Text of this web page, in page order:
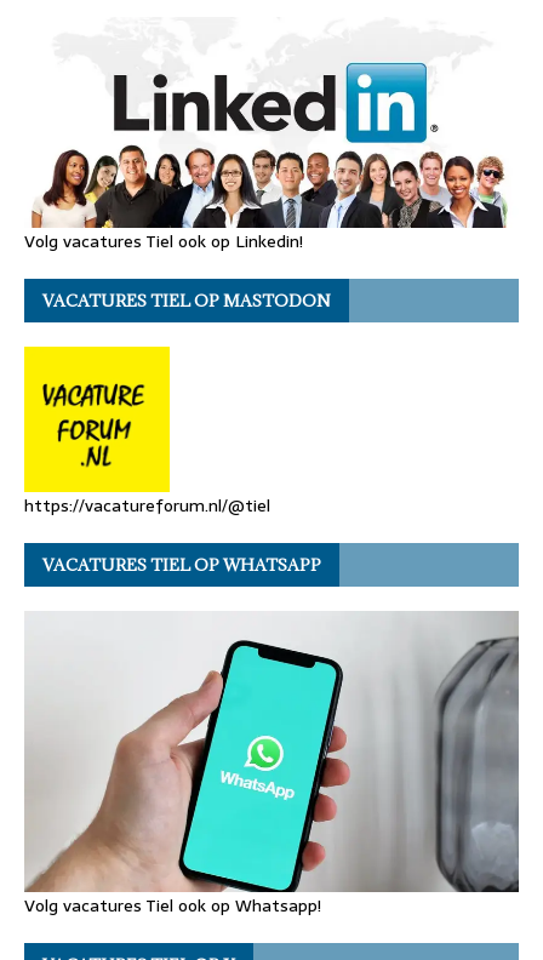
Volg vacatures Tiel ook op Linkedin!
VACATURES TIEL OP MASTODON
https://vacatureforum.nl/@tiel
VACATURES TIEL OP WHATSAPP
Volg vacatures Tiel ook op Whatsapp!